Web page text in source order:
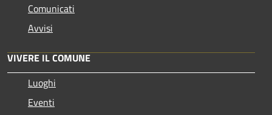
Comunicati
Avvisi
VIVERE IL COMUNE
Luoghi
Eventi